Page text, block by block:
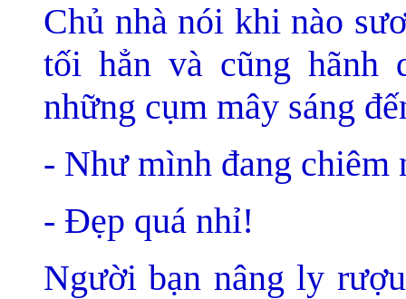
Chủ nhà nói khi nào
tối hẳn và cũng hãnh
những cụm mây sáng
- Như mình đang chiêm
- Ðẹp quá nhỉ!
Người bạn nâng ly